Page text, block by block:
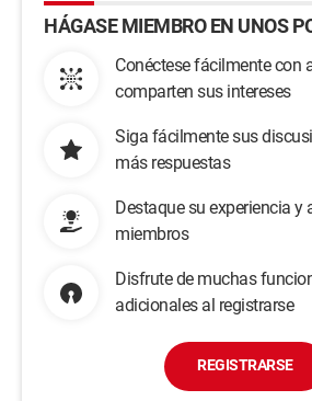
HÁGASE MIEMBRO EN UNOS
Conéctese fácilmente con
comparten sus intereses
Siga fácilmente sus
más respuestas
Destaque su experiencia y
miembros
Disfrute de muchas
adicionales al registrarse
REGISTRARSE